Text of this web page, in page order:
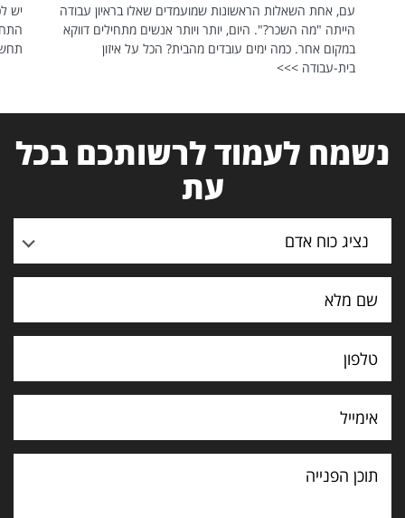
עם, אחת השאלות הראשונות שמועמדים שאלו בראיון עבודה
הייתה "מה השכר?". היום, יותר ויותר אנשים מתחילים דווקא
במקום אחר. כמה ימים עובדים מהבית? הכל על איזון
בית-עבודה >>>
יש
נשמח לעמוד לרשותכם בכל
עת
נציג כוח אדם
תוכן
הפנייה